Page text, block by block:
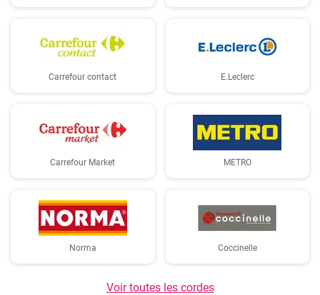
Carrefour contact E.Leclerc
Carrefour Market METRO
Norma Coccinelle
Voir toutes les cordes